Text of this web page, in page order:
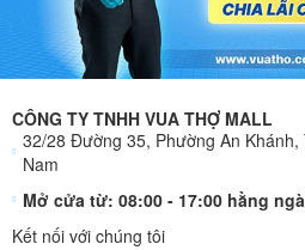
CÔNG TY TNHH VUA THỢ MALL
32/28 Đường 35, Phường An
Nam
Mở cửa từ: 08:00 - 17:00 hằng
Kết nối với chúng tôi